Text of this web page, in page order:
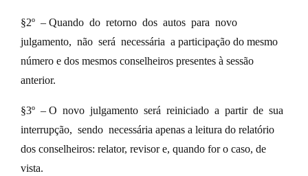
§2º – Quando do retorno dos autos para novo
julgamento, não será necessária a participação do mesmo
número e dos mesmos conselheiros presentes à sessão
anterior.
§3º – O novo julgamento será reiniciado a partir de sua
interrupção, sendo necessária apenas a leitura do relatório
dos conselheiros: relator, revisor e, quando for o caso, de
vista.